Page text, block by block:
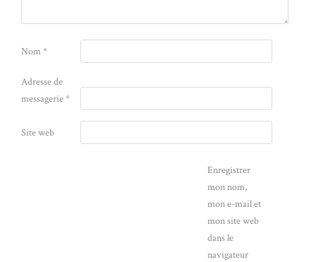
Nom*
Adresse de
messagerie*
Site web
Enregistrer
mon nom,
mon e-mail et
mon site web
dans le
navigateur